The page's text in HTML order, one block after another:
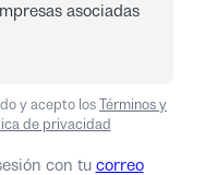
asociadas
y acepto los Términos y
de privacidad
con tu correo